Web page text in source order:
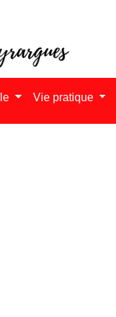
Vie pratique